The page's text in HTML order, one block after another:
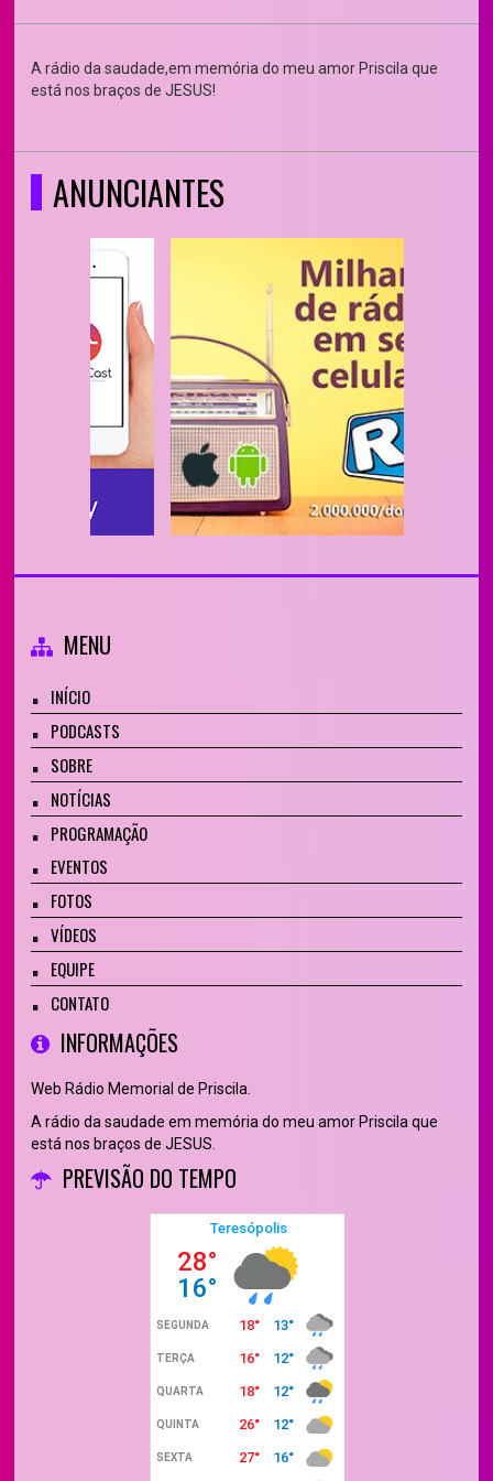
A rádio da saudade,em memória do meu amor Priscila que
está nos braços de JESUS!
ANUNCIANTES
MENU
INÍCIO
PODCASTS
SOBRE
NOTÍCIAS
PROGRAMAÇÃO
EVENTOS
FOTOS
VÍDEOS
EQUIPE
CONTATO
INFORMAÇÕES
Web Rádio Memorial de Priscila.
A rádio da saudade em memória do meu amor Priscila que
está nos braços de JESUS.
PREVISÃO DO TEMPO